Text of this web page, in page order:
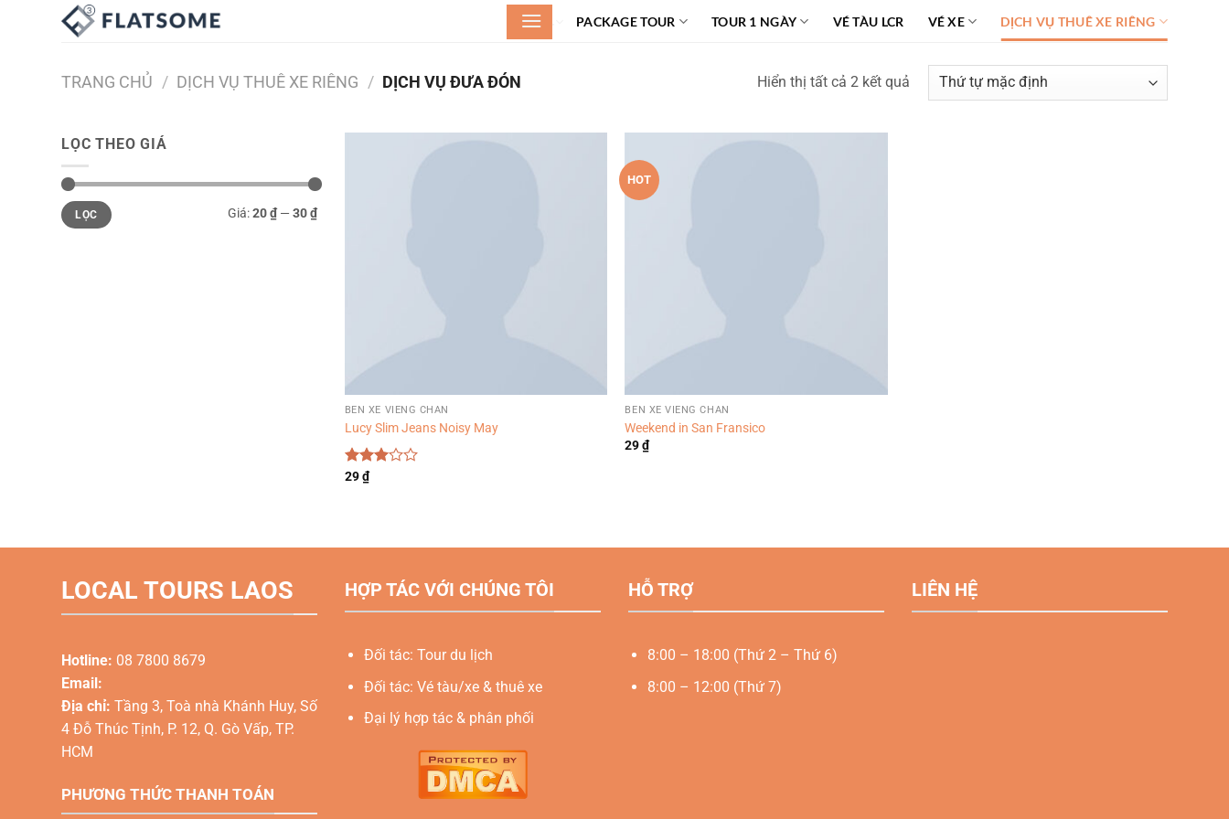
PACKAGE TOUR TOUR 1 NGÀY VÉ TÀU LCR VÉ XE DỊCH VỤ THUÊ XE RIÊNG
TRANG CHỦ / DỊCH VỤ THUÊ XE RIÊNG / DỊCH VỤ ĐƯA ĐÓN Hiển thị tất cả 2 kết quả
LỌC THEO GIÁ
Giá
thấp
nhất
Giá
cao
nhất
LỌC Giá:20 ₫— 30 ₫
BẾN XE VIÊNG CHĂN
Lucy Slim Jeans Noisy May
Được
29₫
HOT
BẾN XE VIÊNG CHĂN
Weekend in San Fransico
29₫
LOCAL TOURS LAOS
Hotline: 08 7800 8679
Email:
Địa chỉ: Tầng 3, Toà nhà Khánh Huy, Số
4 Đỗ Thúc Tịnh, P. 12, Q. Gò Vấp, TP.
HCM
PHƯƠNG THỨC THANH TOÁN
HỢP TÁC VỚI CHÚNG TÔI
Đối tác: Tour du lịch
Đối tác: Vé tàu/xe & thuê xe
Đại lý hợp tác & phân phối
HỖ TRỢ
8:00 – 18:00 (Thứ 2 – Thứ 6)
8:00 – 12:00 (Thứ 7)
LIÊN HỆ